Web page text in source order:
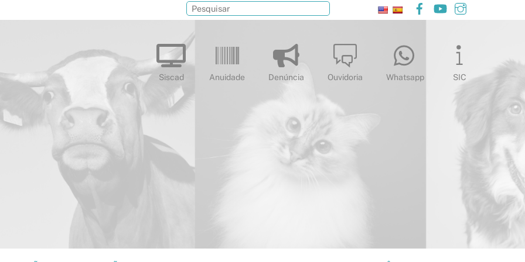
Facebook
YouTube
Siscad Anuidade Denúncia Ouvidoria Whatsapp SIC